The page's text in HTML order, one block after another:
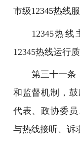
市级12345热线
12345热
12345热线运行
第三十一条
和监督机制，
代表、政协委
与热线接听、诉